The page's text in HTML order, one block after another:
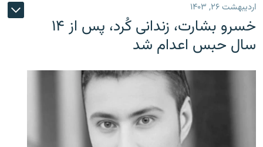
اردیبهشت ۲۶, ۱۴۰۳
خسرو بشارت، زندانی کُرد، پس از ۱۴
سال حبس اعدام شد